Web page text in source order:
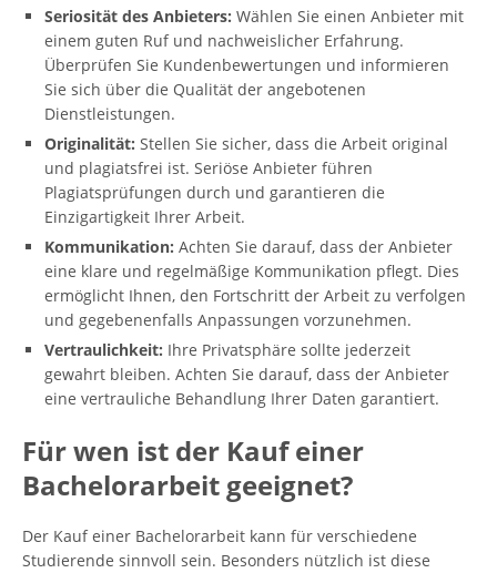
Seriosität des Anbieters: Wählen Sie einen Anbieter mit
einem guten Ruf und nachweislicher Erfahrung.
Überprüfen Sie Kundenbewertungen und informieren
Sie sich über die Qualität der angebotenen
Dienstleistungen.
Originalität: Stellen Sie sicher, dass die Arbeit original
und plagiatsfrei ist. Seriöse Anbieter führen
Plagiatsprüfungen durch und garantieren die
Einzigartigkeit Ihrer Arbeit.
Kommunikation: Achten Sie darauf, dass der Anbieter
eine klare und regelmäßige Kommunikation pflegt. Dies
ermöglicht Ihnen, den Fortschritt der Arbeit zu verfolgen
und gegebenenfalls Anpassungen vorzunehmen.
Vertraulichkeit: Ihre Privatsphäre sollte jederzeit
gewahrt bleiben. Achten Sie darauf, dass der Anbieter
eine vertrauliche Behandlung Ihrer Daten garantiert.
Für wen ist der Kauf einer
Bachelorarbeit geeignet?
Der Kauf einer Bachelorarbeit kann für verschiedene
Studierende sinnvoll sein. Besonders nützlich ist diese